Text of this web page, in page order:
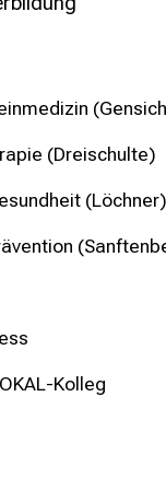
(Dreischulte)
(Löchner)
Kolleg